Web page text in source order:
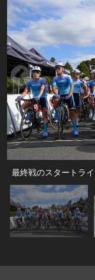
最終戦のスタートラ